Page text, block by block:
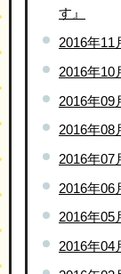
す』
2016年11
2016年10
2016年09
2016年08
2016年07
2016年06
2016年05
2016年04